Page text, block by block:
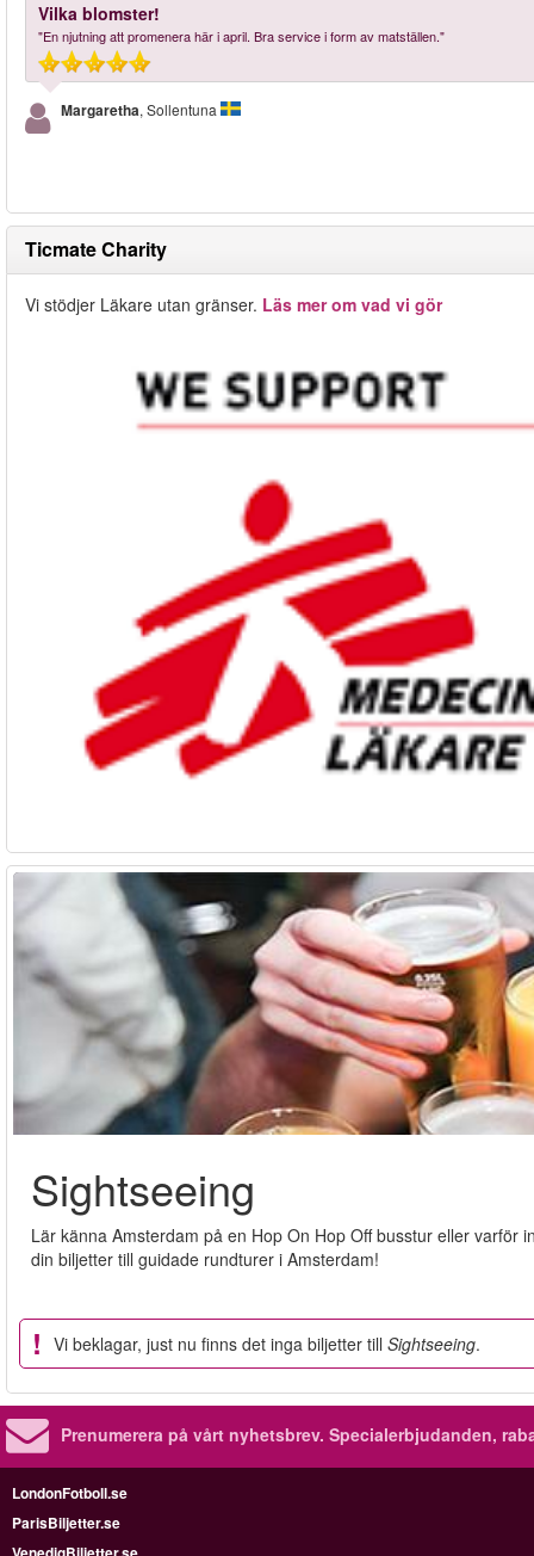
Vilka blomster!
"En njutning att promenera här i april. Bra service i form av matställen."
Margaretha, Sollentuna
Ticmate Charity
Vi stödjer Läkare utan gränser. Läs mer om vad vi gör
Sightseeing
Lär känna Amsterdam på en Hop On Hop Off busstur eller
din biljetter till guidade rundturer i Amsterdam!
Vi beklagar, just nu finns det inga biljetter till Sightseeing.
Prenumerera på vårt nyhetsbrev. Specialerbjudanden,
LondonFotboll.se
ParisBiljetter.se